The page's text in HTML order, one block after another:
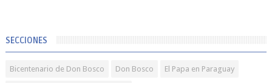
SECCIONES
Bicentenario de Don Bosco Don Bosco El Papa en Paraguay